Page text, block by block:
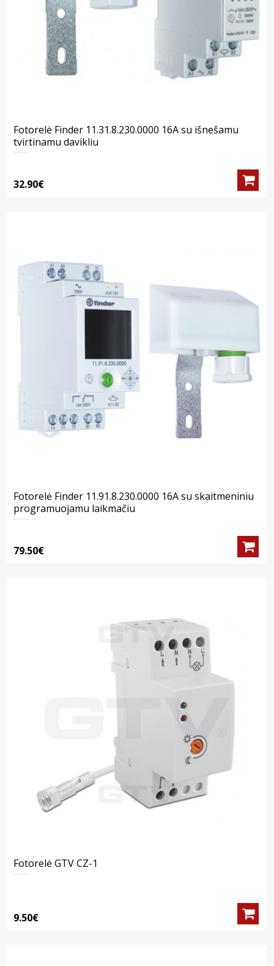
Fotorelė Finder 11.31.8.230.0000 16A su išnešamu
tvirtinamu davikliu
32.90€
Fotorelė Finder 11.91.8.230.0000 16A su skaitmeniniu
programuojamu laikmačiu
79.50€
Fotorelė GTV CZ-1
9.50€